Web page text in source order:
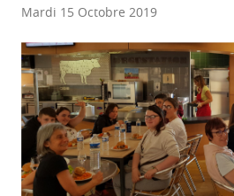
Mardi 15 Octobre 2019